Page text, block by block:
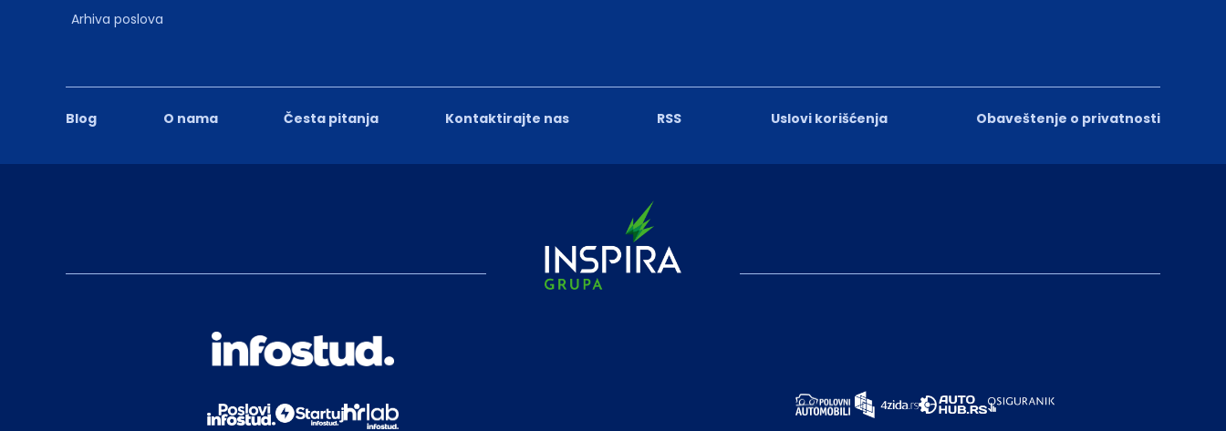
Blog O nama Česta pitanja Kontaktirajte nas RSS Uslovi korišćenja Obaveštenje o privatnosti
Arhiva poslova